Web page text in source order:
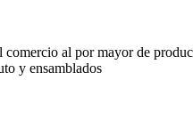
comercio al por mayor de
y ensamblados